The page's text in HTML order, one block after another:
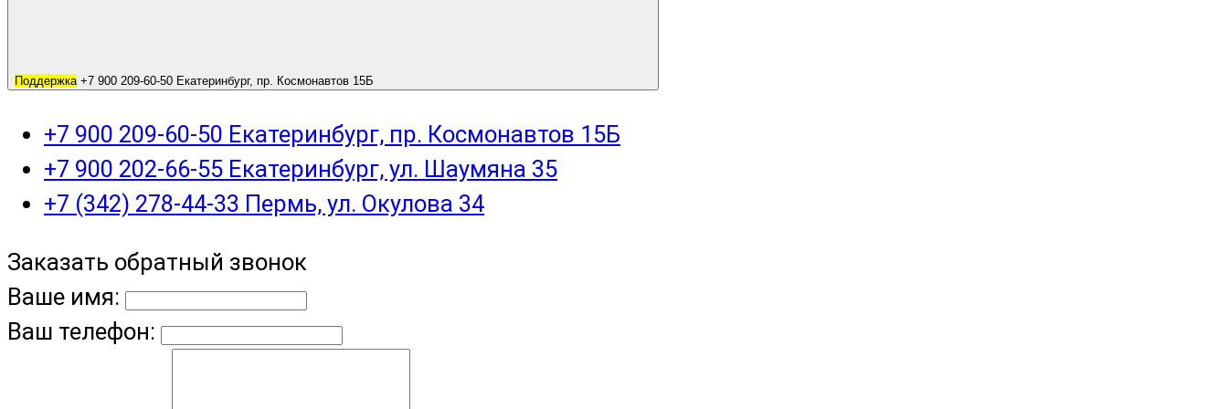
Поддержка +7 900 209-60-50 Екатеринбург, пр. Космонавтов 15Б
+7 900 209-60-50 Екатеринбург, пр. Космонавтов 15Б
+7 900 202-66-55 Екатеринбург, ул. Шаумяна 35
+7 (342) 278-44-33 Пермь, ул. Окулова 34
Заказать обратный звонок
Ваше имя:
Ваш телефон: